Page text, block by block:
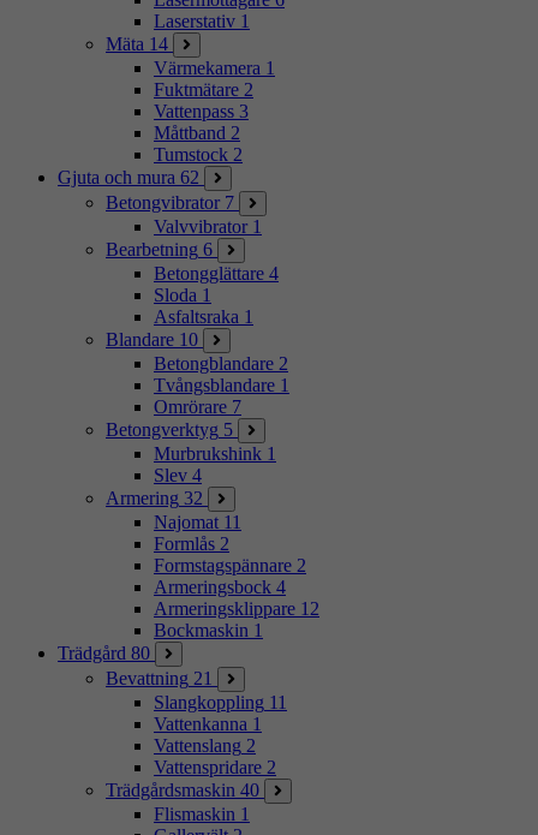
Laserstativ 1
Mäta 14
Värmekamera 1
Fuktmätare 2
Vattenpass 3
Måttband 2
Tumstock 2
Gjuta och mura 62
Betongvibrator 7
Valvvibrator 1
Bearbetning 6
Betongglättare 4
Sloda 1
Asfaltsraka 1
Blandare 10
Betongblandare 2
Tvångsblandare 1
Omrörare 7
Betongverktyg 5
Murbrukshink 1
Slev 4
Armering 32
Najomat 11
Formlås 2
Formstagspännare 2
Armeringsbock 4
Armeringsklippare 12
Bockmaskin 1
Trädgård 80
Bevattning 21
Slangkoppling 11
Vattenkanna 1
Vattenslang 2
Vattenspridare 2
Trädgårdsmaskin 40
Flismaskin 1